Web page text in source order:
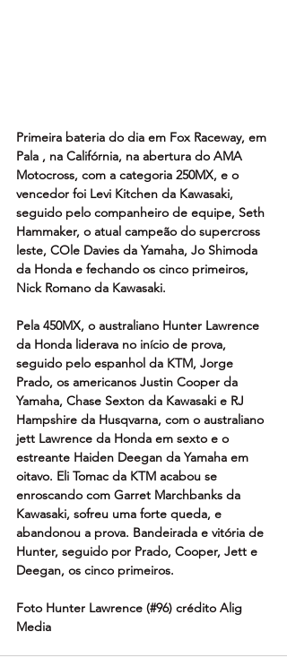
Primeira bateria do dia em Fox Raceway, em
Pala , na Califórnia, na abertura do AMA
Motocross, com a categoria 250MX, e o
vencedor foi Levi Kitchen da Kawasaki,
seguido pelo companheiro de equipe, Seth
Hammaker, o atual campeão do supercross
leste, COle Davies da Yamaha, Jo Shimoda
da Honda e fechando os cinco primeiros,
Nick Romano da Kawasaki.
Pela 450MX, o australiano Hunter Lawrence
da Honda liderava no início de prova,
seguido pelo espanhol da KTM, Jorge
Prado, os americanos Justin Cooper da
Yamaha, Chase Sexton da Kawasaki e RJ
Hampshire da Husqvarna, com o australiano
jett Lawrence da Honda em sexto e o
estreante Haiden Deegan da Yamaha em
oitavo. Eli Tomac da KTM acabou se
enroscando com Garret Marchbanks da
Kawasaki, sofreu uma forte queda, e
abandonou a prova. Bandeirada e vitória de
Hunter, seguido por Prado, Cooper, Jett e
Deegan, os cinco primeiros.
Foto Hunter Lawrence (#96) crédito Alig
Media